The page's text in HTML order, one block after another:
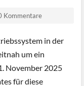
Kommentare
in der
um ein
November 2025
für diese